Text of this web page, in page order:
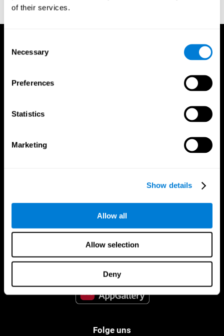
of their services.
Selection
Necessary
Preferences
Statistics
Marketing
Show details
Allow all
Allow selection
Deny
CogniFit App
Folge uns